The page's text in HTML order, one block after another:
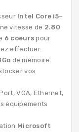
Intel Core i5-
vitesse de 2.80
6 coeurs pour
effectuer.
de mémoire
vos
VGA, Ethernet,
équipements
Microsoft